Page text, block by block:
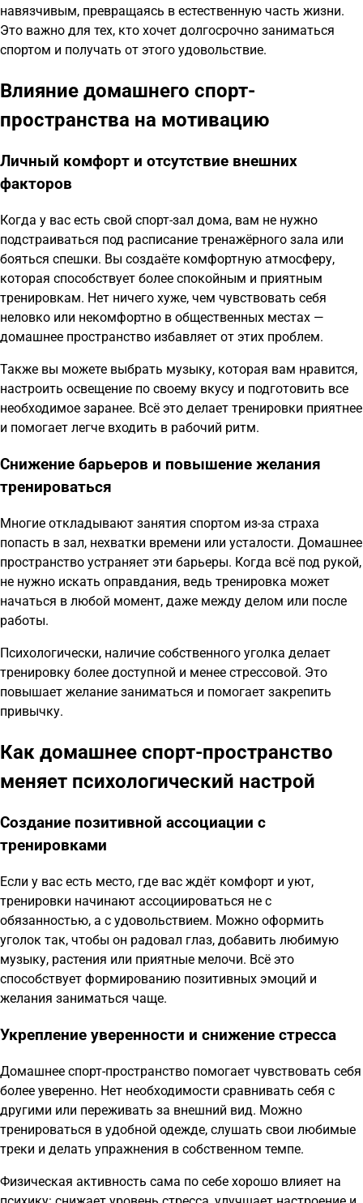
навязчивым, превращаясь в естественную часть жизни.
Это важно для тех, кто хочет долгосрочно заниматься
спортом и получать от этого удовольствие.
Влияние домашнего спорт-
пространства на мотивацию
Личный комфорт и отсутствие внешних
факторов
Когда у вас есть свой спорт-зал дома, вам не нужно
подстраиваться под расписание тренажёрного зала или
бояться спешки. Вы создаёте комфортную атмосферу,
которая способствует более спокойным и приятным
тренировкам. Нет ничего хуже, чем чувствовать себя
неловко или некомфортно в общественных местах —
домашнее пространство избавляет от этих проблем.
Также вы можете выбрать музыку, которая вам нравится,
настроить освещение по своему вкусу и подготовить все
необходимое заранее. Всё это делает тренировки приятнее
и помогает легче входить в рабочий ритм.
Снижение барьеров и повышение желания
тренироваться
Многие откладывают занятия спортом из-за страха
попасть в зал, нехватки времени или усталости. Домашнее
пространство устраняет эти барьеры. Когда всё под рукой,
не нужно искать оправдания, ведь тренировка может
начаться в любой момент, даже между делом или после
работы.
Психологически, наличие собственного уголка делает
тренировку более доступной и менее стрессовой. Это
повышает желание заниматься и помогает закрепить
привычку.
Как домашнее спорт-пространство
меняет психологический настрой
Создание позитивной ассоциации с
тренировками
Если у вас есть место, где вас ждёт комфорт и уют,
тренировки начинают ассоциироваться не с
обязанностью, а с удовольствием. Можно оформить
уголок так, чтобы он радовал глаз, добавить любимую
музыку, растения или приятные мелочи. Всё это
способствует формированию позитивных эмоций и
желания заниматься чаще.
Укрепление уверенности и снижение стресса
Домашнее спорт-пространство помогает чувствовать себя
более уверенно. Нет необходимости сравнивать себя с
другими или переживать за внешний вид. Можно
тренироваться в удобной одежде, слушать свои любимые
треки и делать упражнения в собственном темпе.
Физическая активность сама по себе хорошо влияет на